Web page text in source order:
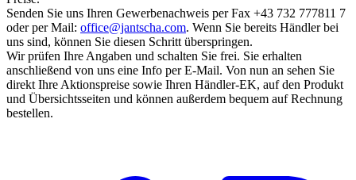
Senden Sie uns Ihren Gewerbenachweis per Fax +43 732 777811 7
oder per Mail: office@jantscha.com. Wenn Sie bereits Händler bei
uns sind, können Sie diesen Schritt überspringen.
Wir prüfen Ihre Angaben und schalten Sie frei. Sie erhalten
anschließend von uns eine Info per E-Mail. Von nun an sehen Sie
direkt Ihre Aktionspreise sowie Ihren Händler-EK, auf den Produkt
und Übersichtsseiten und können außerdem bequem auf Rechnung
bestellen.